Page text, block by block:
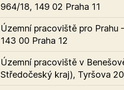
964/18, 149 02 Praha 11
Územní pracoviště pro Prahu
143 00 Praha 12
Územní pracoviště v
Středočeský kraj), Tyršova